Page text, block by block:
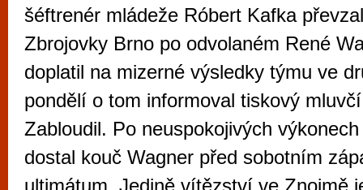
šéftrenér mládeže Róbert Kafka
Zbrojovky Brno po odvolaném René
doplatil na mizerné výsledky týmu ve
pondělí o tom informoval tiskový
Zabloudil. Po neuspokojivých
dostal kouč Wagner před sobotním
ultimátum. Jedině vítězství ve Znojmě
Brno je
zajímavé
restaurace,
Mimo jiné je ale také místem, kde si
vyzkoušet různé kasinové hry. V
metropoli naleznete širokou nabídku her
po moderní automaty jak pro pravidelné
příležitostné hráče. V...